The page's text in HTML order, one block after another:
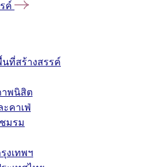
ค์
ที่สร้างสรรค์
พนิสิต
คาเฟ่
มรม
งเทพฯ